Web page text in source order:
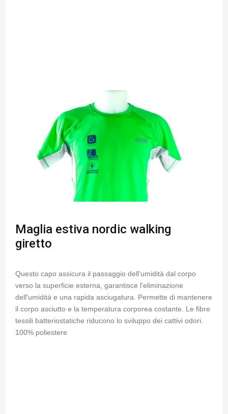
Maglia estiva nordic walking
giretto
Questo capo assicura il passaggio dell'umidità dal corpo
verso la superficie esterna, garantisce l'eliminazione
dell'umidità e una rapida asciugatura. Permette di mantenere
il corpo asciutto e la temperatura corporea costante. Le fibre
tessili batteriostatiche riducono lo sviluppo dei cattivi odori.
100% poliestere